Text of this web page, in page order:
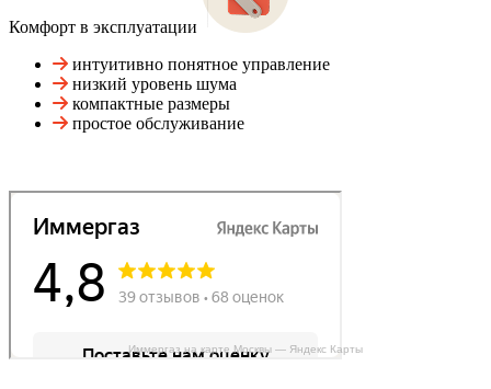
Комфорт в эксплуатации
интуитивно понятное управление
низкий уровень шума
компактные размеры
простое обслуживание
Иммергаз на карте Москвы — Яндекс Карты